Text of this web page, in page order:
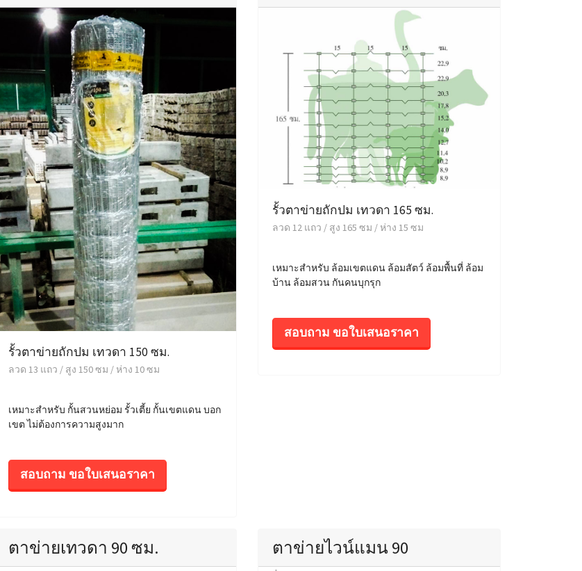
รั้วตาข่ายถักปม เทวดา 150 ซม.
ลวด 13 แถว / สูง 150 ซม / ห่าง 10 ซม
เหมาะสำหรับ กั้นสวนหย่อม รั้วเตี้ย กั้นเขตแดน บอก
เขต ไม่ต้องการความสูงมาก
สอบถาม ขอใบเสนอราคา
รั้วตาข่ายถักปม เทวดา 165 ซม.
ลวด 12 แถว / สูง 165 ซม / ห่าง 15 ซม
เหมาะสำหรับ ล้อมเขตแดน ล้อมสัตว์ ล้อมพื้นที่ ล้อม
บ้าน ล้อมสวน กันคนบุกรุก
สอบถาม ขอใบเสนอราคา
ตาข่ายเทวดา 90 ซม. ตาข่ายไวน์แมน 90